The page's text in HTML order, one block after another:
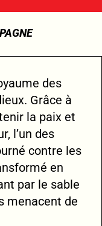
des
Grâce à
la paix et
l’un des
contre les
en
par le sable
menacent de